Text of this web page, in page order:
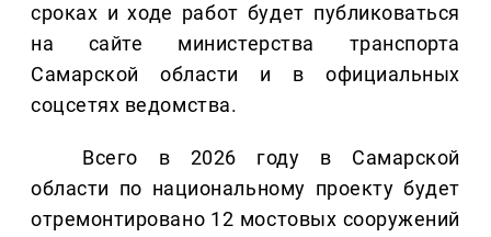
сроках и ходе работ будет публиковаться
на сайте министерства транспорта
Самарской области и в официальных
соцсетях ведомства.
Всего в 2026 году в Самарской
области по национальному проекту будет
отремонтировано 12 мостовых сооружений